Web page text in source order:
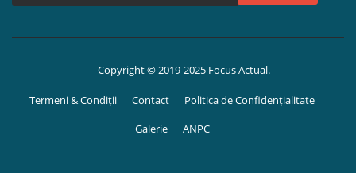
Copyright © 2019-2025 Focus Actual.
Termeni & Condiții Contact
Politica de Confidențialitate
Galerie
ANPC